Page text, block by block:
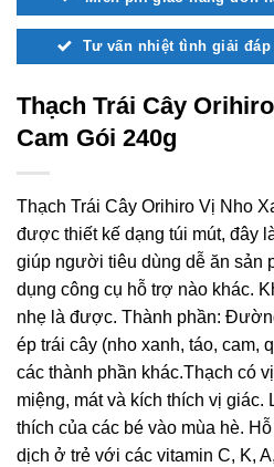
Tư vấn nhiệt tình giải
Thạch Trái Cây
Cam Gói 240g
Thạch Trái Cây Orihiro Vị Nho
được thiết kế dạng túi mút, đây
giúp người tiêu dùng dễ ăn sản
dụng công cụ hỗ trợ nào khác.
nhẹ là được. Thành phần:
ép trái cây (nho xanh, táo, cam,
các thành phần khác.Thạch có
miệng, mát và kích thích vị giác.
thích của các bé vào mùa hè.
dịch ở trẻ với các vitamin C, K,